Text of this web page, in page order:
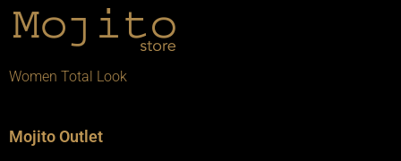
Women Total Look
Mojito Outlet